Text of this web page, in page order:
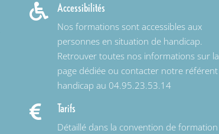
 Accessibilités
Nos formations sont accessibles aux
personnes en situation de handicap.
Retrouver toutes nos informations sur la
page dédiée ou contacter notre référent
handicap au 04.95.23.53.14
 Tarifs
Détaillé dans la convention de formation